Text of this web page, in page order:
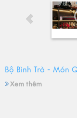
Bộ Bình Trà - Món
Xem thêm